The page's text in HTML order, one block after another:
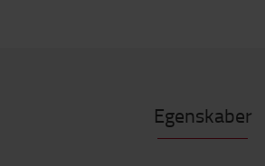
Egenskaber